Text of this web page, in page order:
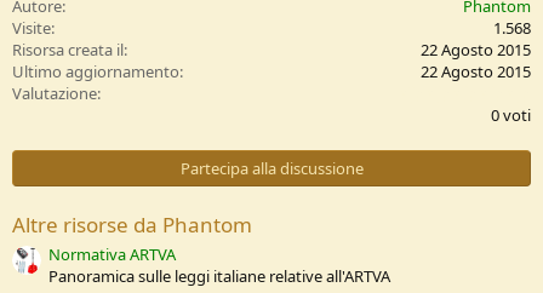
Autore
Phantom
Visite
1.568
Risorsa creata il
22 Agosto 2015
Ultimo aggiornamento
22 Agosto 2015
Valutazione
,
0
0
t
0 voti
Partecipa alla discussione
Altre risorse da Phantom
Normativa ARTVA
Panoramica sulle leggi italiane relative all'ARTVA